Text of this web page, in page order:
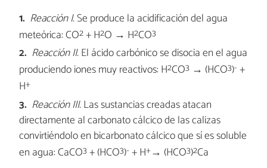
Reacción I.Se produce la acidificación del agua
meteórica: CO2+ H2O → H2CO3
Reacción II.El ácido carbónico se disocia en el agua
produciendo iones muy reactivos: H2CO3 → (HCO3)- +
H+
Reacción III.Las sustancias creadas atacan
directamente al carbonato cálcico de las calizas
convirtiéndolo en bicarbonato cálcico que sí es soluble
en agua: CaCO3 + (HCO3)- + H+→ (HCO3)2Ca